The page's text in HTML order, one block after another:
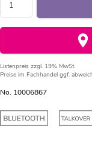
Listenpreis zzgl. 19% MwSt.
Preise im Fachhandel ggf.
No. 10006867